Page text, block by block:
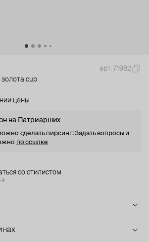
арт. 71982
золота cup
цены
на Патриарших
сделать пирсинг! Задать вопросы и
по ссылке
со стилистом
→